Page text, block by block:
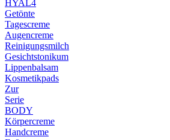
HYAL4
Getönte
Tagescreme
Augencreme
Reinigungsmilch
Gesichtstonikum
Lippenbalsam
Kosmetikpads
Zur
Serie
BODY
Körpercreme
Handcreme